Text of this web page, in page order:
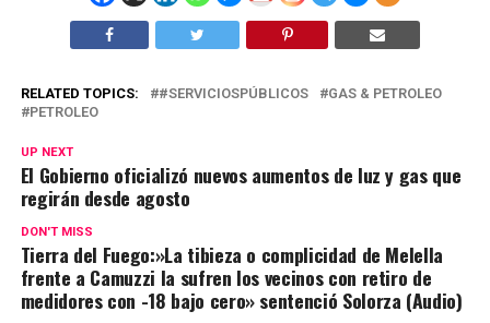
RELATED TOPICS: #SERVICIOSPÚBLICOS
GAS & PETROLEO
PETROLEO
UP NEXT
El Gobierno oficializó nuevos aumentos de luz y gas que
regirán desde agosto
DON'T MISS
Tierra del Fuego:»La tibieza o complicidad de Melella
frente a Camuzzi la sufren los vecinos con retiro de
medidores con -18 bajo cero» sentenció Solorza (Audio)